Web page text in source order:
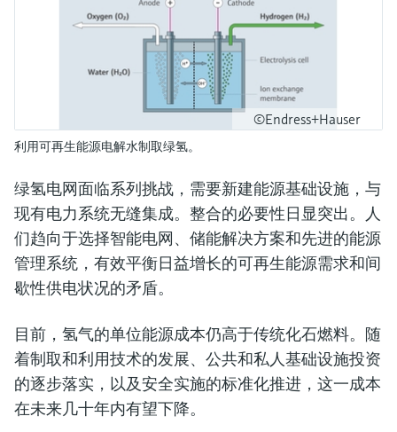
©Endress+Hauser
利用可再生能源电解水制取绿氢。
绿氢电网面临系列挑战，需要新建能源基础设施，与
现有电力系统无缝集成。整合的必要性日显突出。人
们趋向于选择智能电网、储能解决方案和先进的能源
管理系统，有效平衡日益增长的可再生能源需求和间
歇性供电状况的矛盾。
目前，氢气的单位能源成本仍高于传统化石燃料。随
着制取和利用技术的发展、公共和私人基础设施投资
的逐步落实，以及安全实施的标准化推进，这一成本
在未来几十年内有望下降。